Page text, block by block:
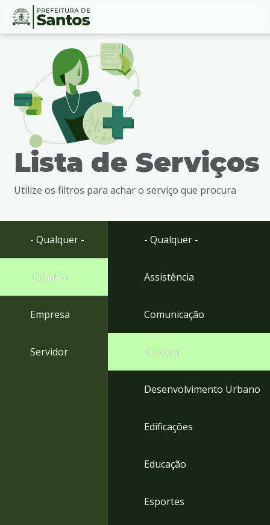
Ir
busca
Ir
rodapé
Conteúdo
Lista de Serviços
Utilize os filtros para achar o serviço que procura
- Qualquer -
Cidadão
Empresa
Servidor
- Qualquer -
Assistência
Comunicação
Cultura
Desenvolvimento Urbano
Edificações
Educação
Esportes